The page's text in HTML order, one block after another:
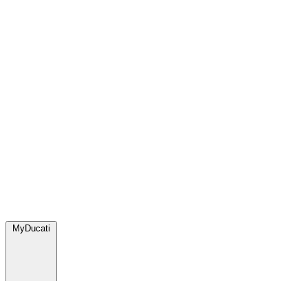
MyDucati